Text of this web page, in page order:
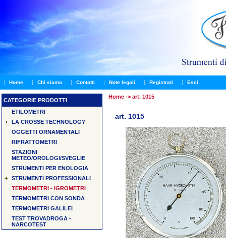
Home Chi siamo Contatti Note legali Registrati Esci
CATEGORIE PRODOTTI
ETILOMETRI
LA CROSSE TECHNOLOGY
OGGETTI ORNAMENTALI
RIFRATTOMETRI
STAZIONI
METEO/OROLOGI/SVEGLIE
STRUMENTI PER ENOLOGIA
STRUMENTI PROFESSIONALI
TERMOMETRI - IGROMETRI
TERMOMETRI CON SONDA
TERMOMETRI GALILEI
TEST TROVADROGA -
NARCOTEST
Home -> art. 1015
art. 1015